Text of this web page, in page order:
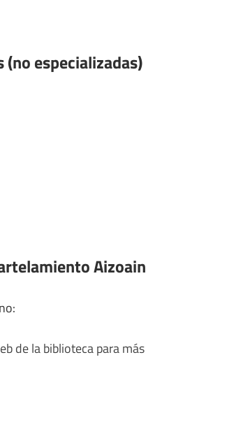
especializadas)
Aizoain
de la biblioteca para más